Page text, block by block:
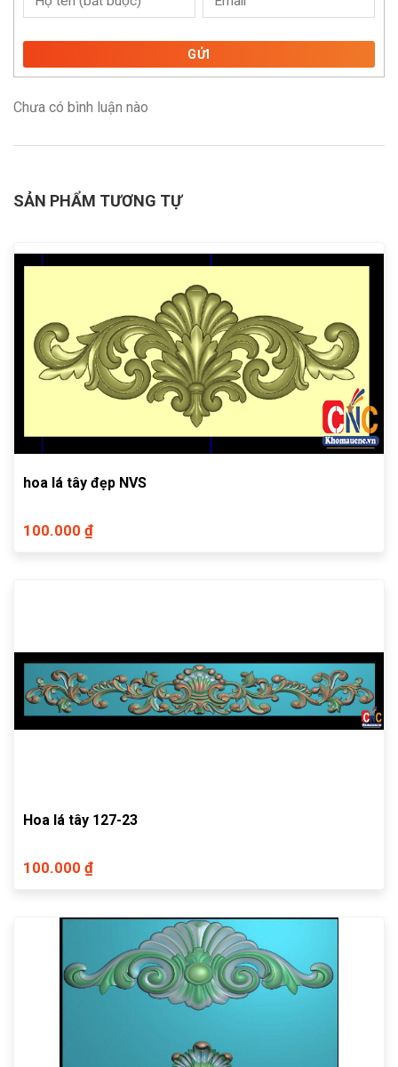
GỬI
Chưa có bình luận nào
SẢN PHẨM TƯƠNG TỰ
hoa lá tây đẹp NVS
100.000 ₫
Hoa lá tây 127-23
100.000 ₫